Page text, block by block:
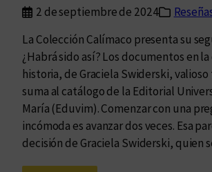
2 de septiembre de 2024
La Colección Calímaco presenta su
¿Habrá sido así? Los documentos en
historia, de Graciela Swiderski,
suma al catálogo de la Editorial
María (Eduvim). Comenzar con una
incómoda es avanzar dos veces. Esa
decisión de Graciela Swiderski, quien